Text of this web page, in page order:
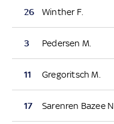
26 Winther F.
3 Pedersen M.
11 Gregoritsch M.
17 Sarenren Bazee N.